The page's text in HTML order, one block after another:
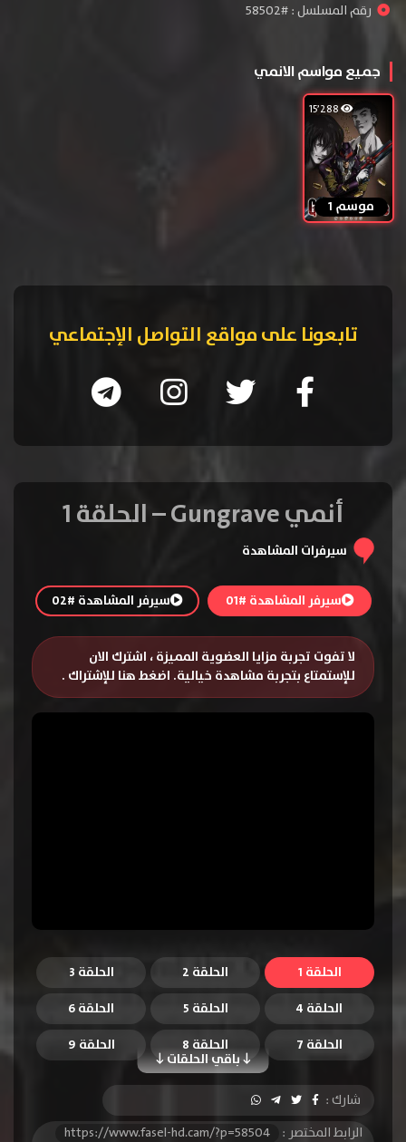
رقم المسلسل : #58502
جميع مواسم الانمي
15٬288
موسم 1
تابعونا على مواقع التواصل الإجتماعي
أنمي Gungrave – الحلقة 1
سيرفرات المشاهدة
سيرفر المشاهدة #01 سيرفر المشاهدة #02
لا تفوت تجربة مزايا العضوية المميزة ، اشترك الان
للإستمتاع بتجربة مشاهدة خيالية. اضغط هنا للإشتراك .
الحلقة 1 الحلقة 2
الحلقة 3
الحلقة 4
الحلقة 5 الحلقة 6
باقي الحلقات
الحلقة 7 الحلقة 8
الحلقة 9
الحلقة 10
الحلقة 11
الحلقة 12
الحلقة 13
الحلقة 14 الحلقة 15
شارك :
الرابط المختصر :
https://www.fasel-hd.cam/?p=58504